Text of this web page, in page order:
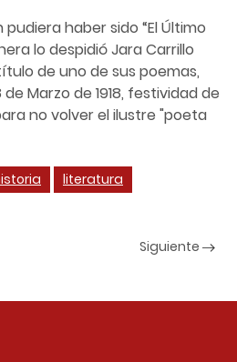
haber sido “El Último
lo despidió Jara Carrillo
de uno de sus poemas,
Marzo de 1918, festividad de
no volver el ilustre "poeta
literatura
Siguiente